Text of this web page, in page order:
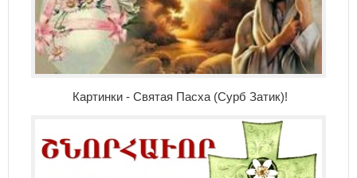
Картинки - Святая Пасха (Сурб Затик)!